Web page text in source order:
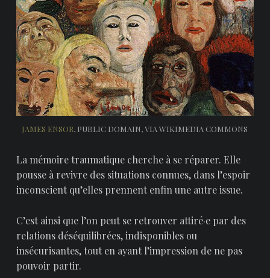
JAMES ENSOR, PUBLIC DOMAIN, VIA WIKIMEDIA COMMONS
La mémoire traumatique cherche à se réparer. Elle
pousse à revivre des situations connues, dans l’espoir
inconscient qu’elles prennent enfin une autre issue.
C’est ainsi que l’on peut se retrouver attiré·e par des
relations déséquilibrées, indisponibles ou
insécurisantes, tout en ayant l’impression de ne pas
pouvoir partir.